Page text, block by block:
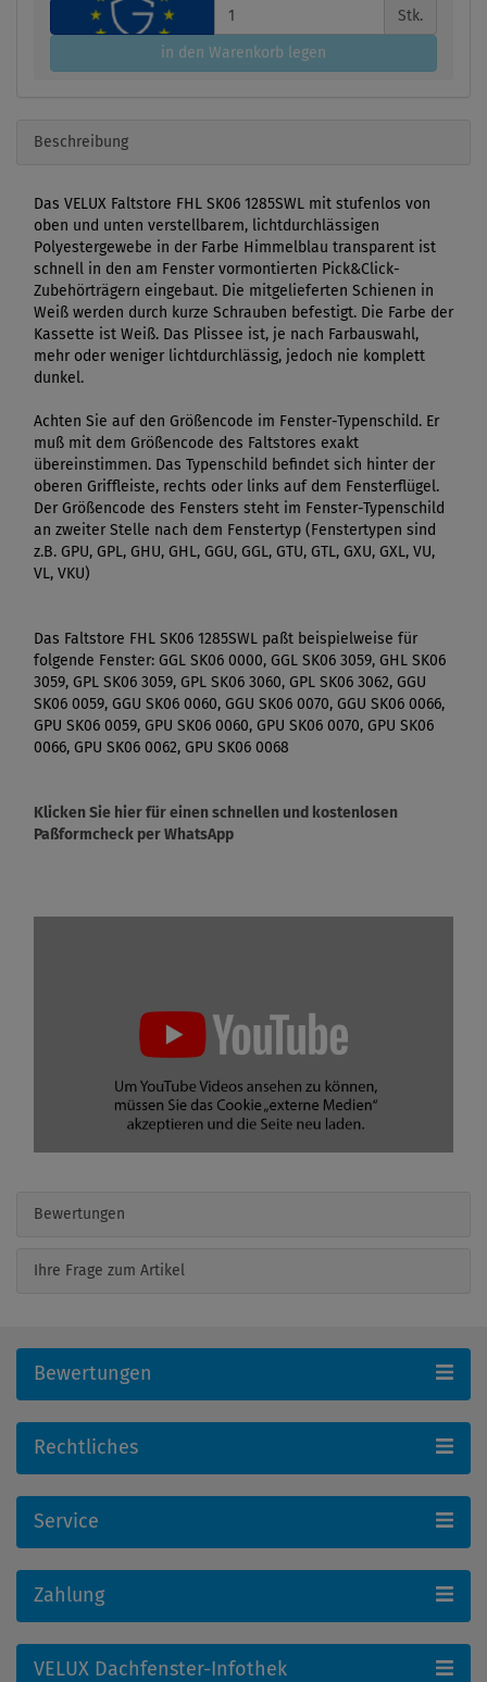
Stk.
in den Warenkorb legen
Beschreibung
Das VELUX Faltstore FHL SK06 1285SWL mit stufenlos von
oben und unten verstellbarem, lichtdurchlässigen
Polyestergewebe in der Farbe Himmelblau transparent ist
schnell in den am Fenster vormontierten Pick&Click-
Zubehörträgern eingebaut. Die mitgelieferten Schienen in
Weiß werden durch kurze Schrauben befestigt. Die Farbe der
Kassette ist Weiß. Das Plissee ist, je nach Farbauswahl,
mehr oder weniger lichtdurchlässig, jedoch nie komplett
dunkel.
Achten Sie auf den Größencode im Fenster-Typenschild. Er
muß mit dem Größencode des Faltstores exakt
übereinstimmen. Das Typenschild befindet sich hinter der
oberen Griffleiste, rechts oder links auf dem Fensterflügel.
Der Größencode des Fensters steht im Fenster-Typenschild
an zweiter Stelle nach dem Fenstertyp (Fenstertypen sind
z.B. GPU, GPL, GHU, GHL, GGU, GGL, GTU, GTL, GXU, GXL, VU,
VL, VKU)
Das Faltstore FHL SK06 1285SWL paßt beispielweise für
folgende Fenster: GGL SK06 0000, GGL SK06 3059, GHL SK06
3059, GPL SK06 3059, GPL SK06 3060, GPL SK06 3062, GGU
SK06 0059, GGU SK06 0060, GGU SK06 0070, GGU SK06 0066,
GPU SK06 0059, GPU SK06 0060, GPU SK06 0070, GPU SK06
0066, GPU SK06 0062, GPU SK06 0068
Klicken Sie hier für einen schnellen und kostenlosen
Paßformcheck per WhatsApp
Bewertungen
Ihre Frage zum Artikel
Bewertungen
Rechtliches
Service
Zahlung
VELUX Dachfenster-Infothek